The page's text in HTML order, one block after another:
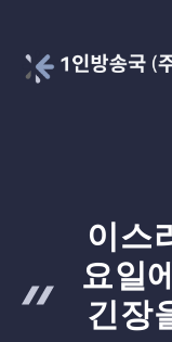
content
이스
요일
긴장